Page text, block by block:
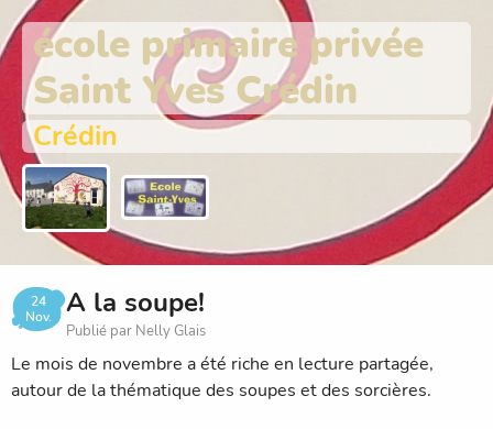
école primaire privée
Saint Yves Crédin
Crédin
24
Nov.
A la soupe!
Publié par Nelly Glais
Le mois de novembre a été riche en lecture partagée,
autour de la thématique des soupes et des sorcières.